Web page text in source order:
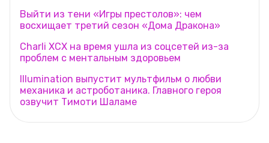
Выйти из тени «Игры престолов»: чем
восхищает третий сезон «Дома Дракона»
Charli XCX на время ушла из соцсетей из-за
проблем с ментальным здоровьем
Illumination выпустит мультфильм о любви
механика и астроботаника. Главного героя
озвучит Тимоти Шаламе